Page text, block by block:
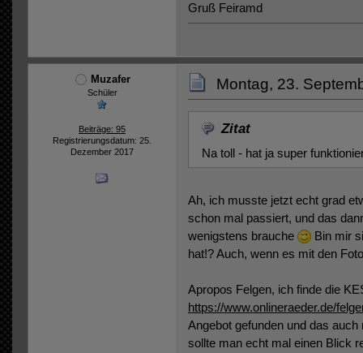
Gruß Feiramd
Muzafer
Schüler
Beiträge: 95
Registrierungsdatum: 25.
Dezember 2017
Montag, 23.
Zitat
Na toll - hat ja super
Ah, ich musste jetzt echt grad
schon mal passiert, und das
wenigstens brauche
Bin mir
hat!? Auch, wenn es mit den
Apropos Felgen, ich finde die
https://www.onlineraeder.de/
Angebot gefunden und das
sollte man echt mal einen Blick